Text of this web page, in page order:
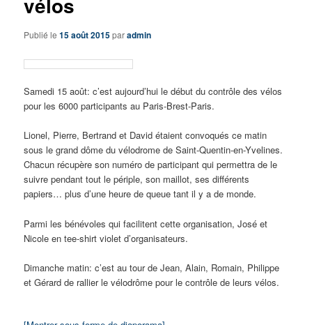
Publié le15 août 2015paradmin
Samedi 15 août: c’est aujourd’hui le début du contrôle des vélos
pour les 6000 participants au Paris-Brest-Paris.
Lionel, Pierre, Bertrand et David étaient convoqués ce matin
sous le grand dôme du vélodrome de Saint-Quentin-en-Yvelines.
Chacun récupère son numéro de participant qui permettra de le
suivre pendant tout le périple, son maillot, ses différents
papiers… plus d’une heure de queue tant il y a de monde.
Parmi les bénévoles qui facilitent cette organisation, José et
Nicole en tee-shirt violet d’organisateurs.
Dimanche matin: c’est au tour de Jean, Alain, Romain, Philippe
et Gérard de rallier le vélodrôme pour le contrôle de leurs vélos.